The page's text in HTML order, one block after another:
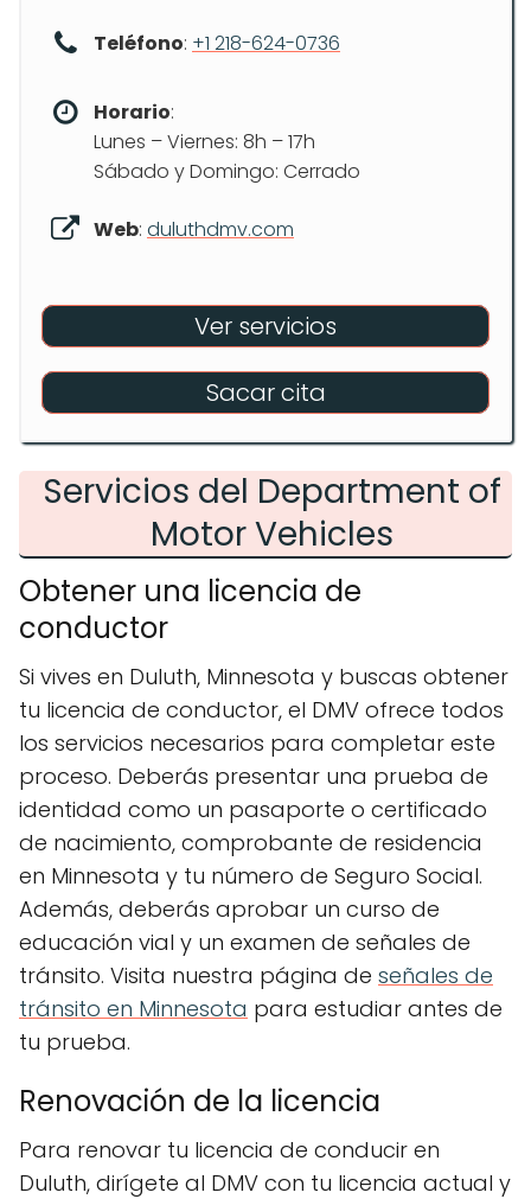
Teléfono: +1 218-624-0736
Horario:
Lunes – Viernes: 8h – 17h
Sábado y Domingo: Cerrado
Web: duluthdmv.com
Ver servicios
Sacar cita
Servicios del Department of
Motor Vehicles
Obtener una licencia de
conductor
Si vives en Duluth, Minnesota y buscas obtener
tu licencia de conductor, el DMV ofrece todos
los servicios necesarios para completar este
proceso. Deberás presentar una prueba de
identidad como un pasaporte o certificado
de nacimiento, comprobante de residencia
en Minnesota y tu número de Seguro Social.
Además, deberás aprobar un curso de
educación vial y un examen de señales de
tránsito. Visita nuestra página de señales de
tránsito en Minnesota para estudiar antes de
tu prueba.
Renovación de la licencia
Para renovar tu licencia de conducir en
Duluth, dirígete al DMV con tu licencia actual y